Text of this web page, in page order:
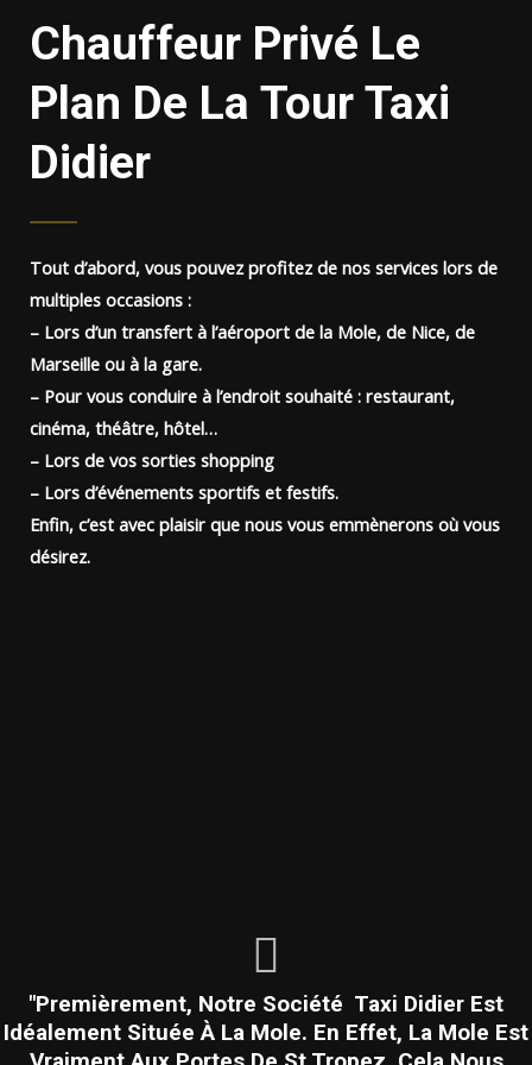
Chauffeur Privé Le
Plan De La Tour Taxi
Didier
Tout d’abord, vous pouvez profitez de nos services lors de
multiples occasions :
– Lors d’un transfert à l’aéroport de la Mole, de Nice, de
Marseille ou à la gare.
– Pour vous conduire à l’endroit souhaité : restaurant,
cinéma, théâtre, hôtel…
– Lors de vos sorties shopping
– Lors d’événements sportifs et festifs.
Enfin, c’est avec plaisir que nous vous emmènerons où vous
désirez.
"Premièrement, Notre Société Taxi Didier Est
Idéalement Située À La Mole. En Effet, La Mole Est